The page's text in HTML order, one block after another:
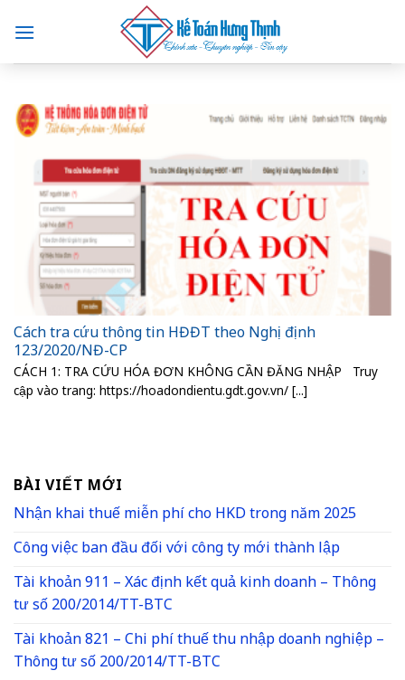
content
Cách tra cứu thông tin HĐĐT theo Nghị định
123/2020/NĐ-CP
CÁCH 1: TRA CỨU HÓA ĐƠN KHÔNG CẦN ĐĂNG NHẬP Truy
cập vào trang: https://hoadondientu.gdt.gov.vn/ [...]
BÀI VIẾT MỚI
Nhận khai thuế miễn phí cho HKD trong năm 2025
Công việc ban đầu đối với công ty mới thành lập
Tài khoản 911 – Xác định kết quả kinh doanh – Thông
tư số 200/2014/TT-BTC
Tài khoản 821 – Chi phí thuế thu nhập doanh nghiệp –
Thông tư số 200/2014/TT-BTC